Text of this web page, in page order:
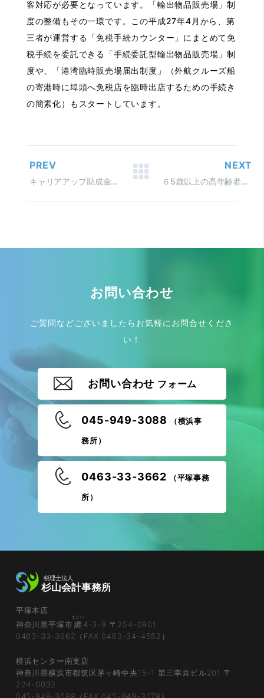
客対応が必要となっています。「輸出物品販売場」制
度の整備もその一環です。この平成27年4月から、第
三者が運営する「免税手続カウンター」にまとめて免
税手続を委託できる「手続委託型輸出物品販売場」制
度や、「港湾臨時販売場届出制度」（外航クルーズ船
の寄港時に埠頭へ免税店を臨時出店するための手続き
の簡素化）もスタートしています。
PREV
キャリアアップ助成金 正規雇用への転換等
NEXT
６5歳以上の高年齢者を 雇用した時の助成金
お問い合わせ
ご質問などございましたらお気軽にお問合せくださ
い！
お問い合わせ フォーム
045-949-3088 （横浜事
務所）
0463-33-3662 （平塚事務
所）
平塚本店
神奈川県平塚市纒
まとい
4-3-9 〒254-0901
0463-33-3662（FAX 0463-34-4552）
横浜センター南支店
神奈川県横浜市都筑区茅ヶ崎中央15-1 第三幸喜ビル201 〒
224-0032